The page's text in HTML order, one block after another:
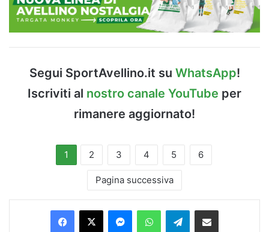
Segui SportAvellino.it su WhatsApp!
Iscriviti al nostro canale YouTube per
rimanere aggiornato!
1 2 3 4 5 6
Pagina successiva
Facebook
X MessengerWhatsAppTelegramCondividi via Email